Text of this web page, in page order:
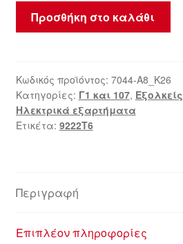
Μηχανισμός
Κατεβασμάτων
Παραθύρου
Citroën
C1
Peugeot
Προσθήκη στο καλάθι
Κωδικός προϊόντος: 7044-A8_K26
Κατηγορίες: Γ1 και 107,
Ηλεκτρικά εξαρτήματα
Ετικέτα: 9222T6
Περιγραφή
Επιπλέον πληροφορίες